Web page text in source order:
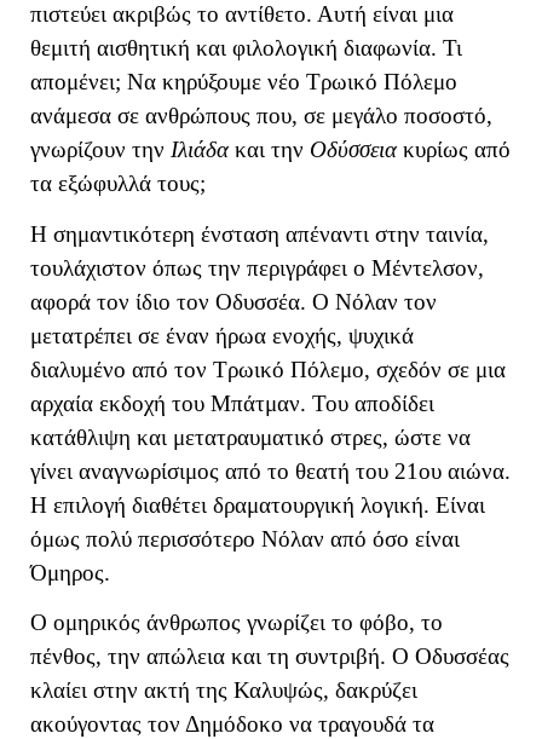
πιστεύει ακριβώς το αντίθετο. Αυτή είναι μια
θεμιτή αισθητική και φιλολογική διαφωνία. Τι
απομένει; Να κηρύξουμε νέο Τρωικό Πόλεμο
ανάμεσα σε ανθρώπους που, σε μεγάλο ποσοστό,
γνωρίζουν την Ιλιάδακαι την Οδύσσειακυρίως από
τα εξώφυλλά τους;
Η σημαντικότερη ένσταση απέναντι στην ταινία,
τουλάχιστον όπως την περιγράφει ο Μέντελσον,
αφορά τον ίδιο τον Οδυσσέα. Ο Νόλαν τον
μετατρέπει σε έναν ήρωα ενοχής, ψυχικά
διαλυμένο από τον Τρωικό Πόλεμο, σχεδόν σε μια
αρχαία εκδοχή του Μπάτμαν. Του αποδίδει
κατάθλιψη και μετατραυματικό στρες, ώστε να
γίνει αναγνωρίσιμος από το θεατή του 21ου αιώνα.
Η επιλογή διαθέτει δραματουργική λογική. Είναι
όμως πολύ περισσότερο Νόλαν από όσο είναι
Όμηρος.
Ο ομηρικός άνθρωπος γνωρίζει το φόβο, το
πένθος, την απώλεια και τη συντριβή. Ο Οδυσσέας
κλαίει στην ακτή της Καλυψώς, δακρύζει
ακούγοντας τον Δημόδοκο να τραγουδά τα